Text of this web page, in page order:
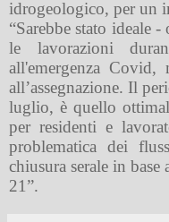
idrogeologico, per un
“Sarebbe stato ideale
le lavorazioni
all'emergenza
all’assegnazione. Il
luglio, è quello
per residenti e
problematica dei
chiusura serale in base
21”.